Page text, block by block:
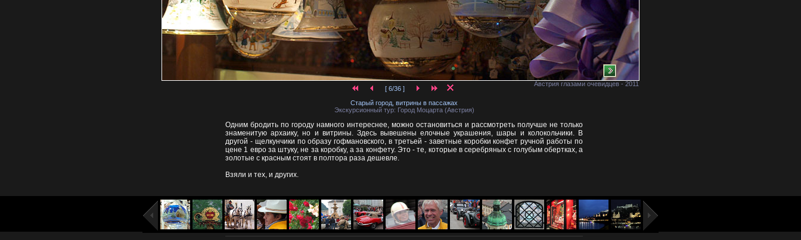
Австрия глазами очевидцев - 2011
[ 6/36 ]
Старый город, витрины в пассажах
Экскурсионный тур: Город Моцарта (Австрия)
Одним бродить по городу намного интереснее, можно остановиться и рассмотреть получше не только
знаменитую архаику, но и витрины. Здесь вывешены елочные украшения, шары и колокольчики. В
другой - щелкунчики по образу гофмановского, в третьей - заветные коробки конфет ручной работы по
цене 1 евро за штуку, не за коробку, а за конфету. Это - те, которые в серебряных с голубым обертках, а
золотые с красным стоят в полтора раза дешевле.
Взяли и тех, и других.